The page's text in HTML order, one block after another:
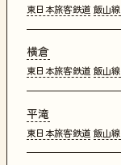
東日本旅客鉄道 飯山線
横倉
東日本旅客鉄道 飯山線
平滝
東日本旅客鉄道 飯山線